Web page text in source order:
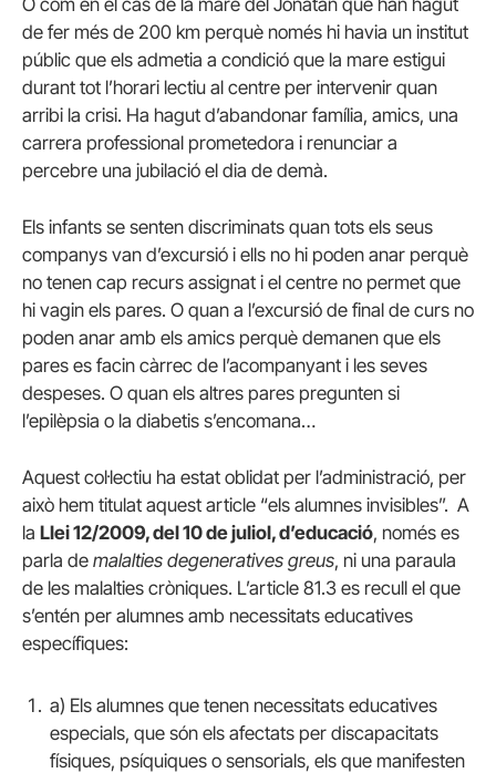
O com en el cas de la mare del Jonatan que han hagut
de fer més de 200 km perquè només hi havia un institut
públic que els admetia a condició que la mare estigui
durant tot l’horari lectiu al centre per intervenir quan
arribi la crisi. Ha hagut d’abandonar família, amics, una
carrera professional prometedora i renunciar a
percebre una jubilació el dia de demà.
Els infants se senten discriminats quan tots els seus
companys van d’excursió i ells no hi poden anar perquè
no tenen cap recurs assignat i el centre no permet que
hi vagin els pares. O quan a l’excursió de final de curs no
poden anar amb els amics perquè demanen que els
pares es facin càrrec de l’acompanyant i les seves
despeses. O quan els altres pares pregunten si
l’epilèpsia o la diabetis s’encomana…
Aquest col·lectiu ha estat oblidat per l’administració, per
això hem titulat aquest article “els alumnes invisibles”. A
la Llei 12/2009, del 10 de juliol, d’educació, només es
parla de malalties degeneratives greus, ni una paraula
de les malalties cròniques. L’article 81.3 es recull el que
s’entén per alumnes amb necessitats educatives
específiques:
a) Els alumnes que tenen necessitats educatives
especials, que són els afectats per discapacitats
físiques, psíquiques o sensorials, els que manifesten